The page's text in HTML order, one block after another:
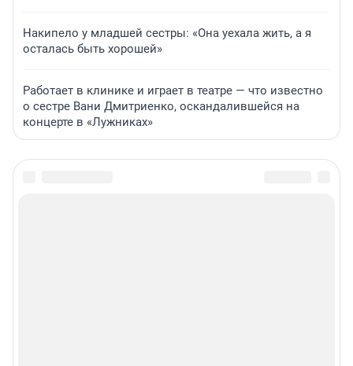
Накипело у младшей сестры: «Она уехала жить, а я
осталась быть хорошей»
Работает в клинике и играет в театре — что известно
о сестре Вани Дмитриенко, оскандалившейся на
концерте в «Лужниках»